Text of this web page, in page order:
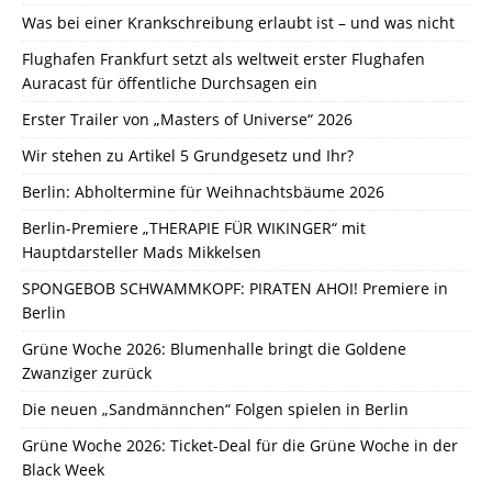
Was bei einer Krankschreibung erlaubt ist – und was nicht
Flughafen Frankfurt setzt als weltweit erster Flughafen
Auracast für öffentliche Durchsagen ein
Erster Trailer von „Masters of Universe“ 2026
Wir stehen zu Artikel 5 Grundgesetz und Ihr?
Berlin: Abholtermine für Weihnachtsbäume 2026
Berlin-Premiere „THERAPIE FÜR WIKINGER“ mit
Hauptdarsteller Mads Mikkelsen
SPONGEBOB SCHWAMMKOPF: PIRATEN AHOI! Premiere in
Berlin
Grüne Woche 2026: Blumenhalle bringt die Goldene
Zwanziger zurück
Die neuen „Sandmännchen“ Folgen spielen in Berlin
Grüne Woche 2026: Ticket-Deal für die Grüne Woche in der
Black Week